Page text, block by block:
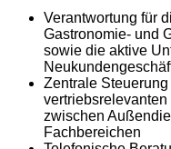
Verantwortung für
Gastronomie- und
sowie die aktive
Zentrale
zwischen
Fachbereichen